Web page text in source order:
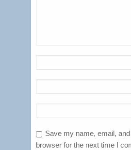
Save my name, email,
browser for the next time I